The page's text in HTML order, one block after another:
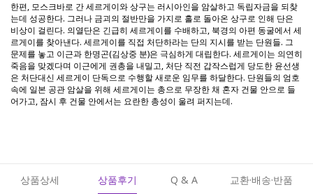
한편, 모스크바로 간 세르게이와 상구는 러시아인을 암살하고 독립자금을 되찾
는데 성공한다. 그러나 금괴의 절반만을 가지로 홀로 돌아온 상구로 인해 단은
비상이 걸린다. 의열단은 긴급히 세르게이를 수배하고, 북경의 아편 동굴에서 세
르게이를 찾아낸다. 세르게이를 직접 처단하라는 단의 지시를 받는 단원들. 그
문제를 놓고 이근과 한명곤(김상중 분)은 극심하게 대립한다. 세르게이는 의연히
죽음을 맞겠다며 이근에게 권총을 내밀고, 처단 직전 갑작스럽게 당도한 윤선생
은 처단대신 세르게이 단독으로 수행할 새로운 임무를 하달한다. 단원들의 엄호
속에 일본 공관 암살을 위해 세르게이는 총으로 무장한 채 혼자 건물 안으로 들
어가고, 잠시 후 건물 안에서는 요란한 총성이 울려 퍼지는데.
상품상세 상품후기 Q & A 교환·배송·반품